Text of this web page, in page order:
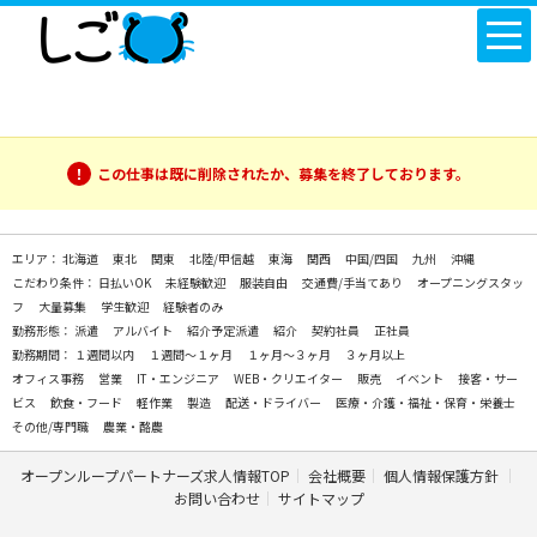
この仕事は既に削除されたか、募集を終了しております。
エリア： 北海道 東北 関東 北陸/甲信越 東海 関西 中国/四国 九州
沖縄
こだわり条件： 日払いOK 未経験歓迎 服装自由 交通費/手当てあり
オープニングスタッ
フ
大量募集 学生歓迎
経験者のみ
勤務形態： 派遣 アルバイト 紹介予定派遣 紹介 契約社員
正社員
勤務期間： １週間以内 １週間～１ヶ月 １ヶ月～３ヶ月
３ヶ月以上
オフィス事務
営業 IT・エンジニア WEB・クリエイター 販売 イベント
接客・サー
ビス
飲食・フード 軽作業 製造 配送・ドライバー
医療・介護・福祉・保育・栄養士
その他/専門職
農業・酪農
オープンループパートナーズ求人情報TOP 会社概要
個人情報保護方針
お問い合わせ
サイトマップ